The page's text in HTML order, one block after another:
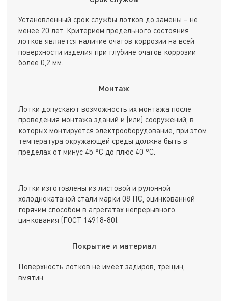
Установленный срок службы лотков до замены – не
менее 20 лет. Критерием предельного состояния
лотков является наличие очагов коррозии на всей
поверхности изделия при глубине очагов коррозии
более 0,2 мм.
Монтаж
Лотки допускают возможность их монтажа после
проведения монтажа зданий и (или) сооружений, в
которых монтируется электрооборудование, при этом
температура окружающей среды должна быть в
пределах от минус 45 °С до плюс 40 °С.
Лотки изготовлены из листовой и рулонной
холоднокатаной стали марки 08 ПС, оцинкованной
горячим способом в агрегатах непрерывного
цинкования (ГОСТ 14918-80).
Покрытие и материал
Поверхность лотков не имеет задиров, трещин,
вмятин.